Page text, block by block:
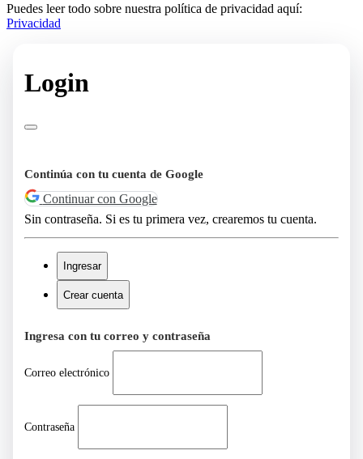
Puedes leer todo sobre nuestra política de privacidad aquí:
Privacidad
Login
Continúa con tu cuenta de Google
Continuar con Google
Sin contraseña. Si es tu primera vez, crearemos tu cuenta.
Ingresar
Crear cuenta
Ingresa con tu correo y contraseña
Correo electrónico
Contraseña